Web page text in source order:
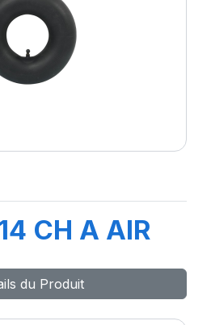
CH A AIR
du Produit